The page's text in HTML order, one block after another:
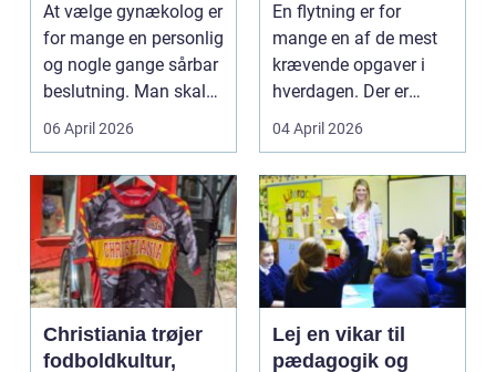
At vælge gynækolog er
for mange en personlig
og nogle gange sårbar
beslutning. Man skal
både føle si...
06 April 2026
flytning
En flytning er for
mange en af de mest
krævende opgaver i
hverdagen. Der er
meget at holde styr på,
04 April 2026
Christiania trøjer
fodboldkultur,
Lej en vikar til
pædagogik og